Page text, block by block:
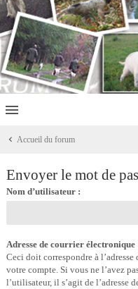
Accueil du forum
Envoyer le mot de
Nom d’utilisateur :
Adresse de courrier électronique
Ceci doit correspondre à
votre compte. Si vous ne l’avez
l’utilisateur, il s’agit de l’adresse